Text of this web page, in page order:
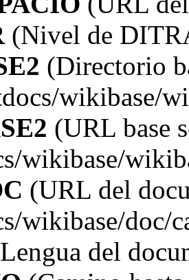
(Nivel de
(Directorio
wikibase/
(URL base
wikibase/
(URL del
wikibase/doc/
del